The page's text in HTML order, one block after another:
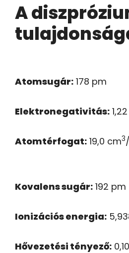
A
Atomsugár: 178 pm
Elektronegativitás:
Atomtérfogat: 19,0 cm3
Kovalens sugár: 192 pm
Ionizációs energia:
Hővezetési tényező: